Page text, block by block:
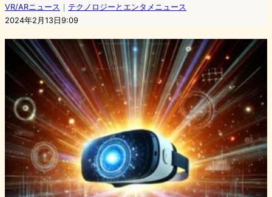
VR/ARニュース ｜ テクノロジーとエンタメニュース
2024年2月13日9:09